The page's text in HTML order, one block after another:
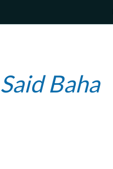
Said Baha